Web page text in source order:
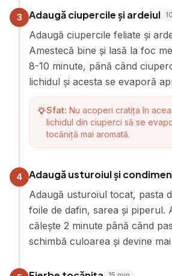
3 Adaugă ciupercile și ardeiul 10
Adaugă ciupercile feliate și
Amestecă bine și lasă la foc
8-10 minute, până când
lichidul și acesta se evaporă
Sfat: Nu acoperi cratița în
lichidul din ciuperci să se
tocăniță mai aromată.
4 Adaugă usturoiul și
Adaugă usturoiul tocat, pasta
foile de dafin, sarea și piperul.
călește 2 minute până când
schimbă culoarea și devine